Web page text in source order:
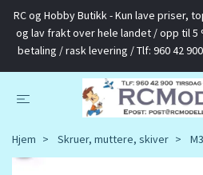
RC og Hobby Butikk - Kun lave priser,
og lav frakt over hele landet / opp til
betaling / rask levering / Tlf: 960 42
Hjem Skruer, muttere, skiver